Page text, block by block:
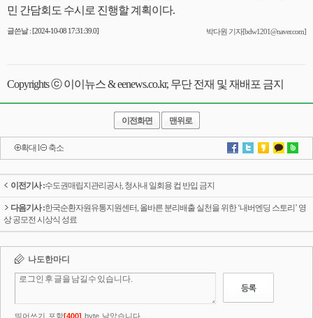
민 간담회도 수시로 진행할 계획이다.
글쓴날 : [2024-10-08 17:31:39.0] 박다원 기자[bdw1201@naver.com]
Copyrights ⓒ 이이뉴스 & eenews.co.kr, 무단 전재 및 재배포 금지
이전화면 맨위로
확대 l 축소
이전기사 :수도권매립지관리공사, 청사내 일회용 컵 반입 금지
다음기사 :한국순환자원유통지원센터, 올바른 분리배출 실천을 위한 ‘내버엔딩 스토리’ 영
상 공모전 시상식 성료